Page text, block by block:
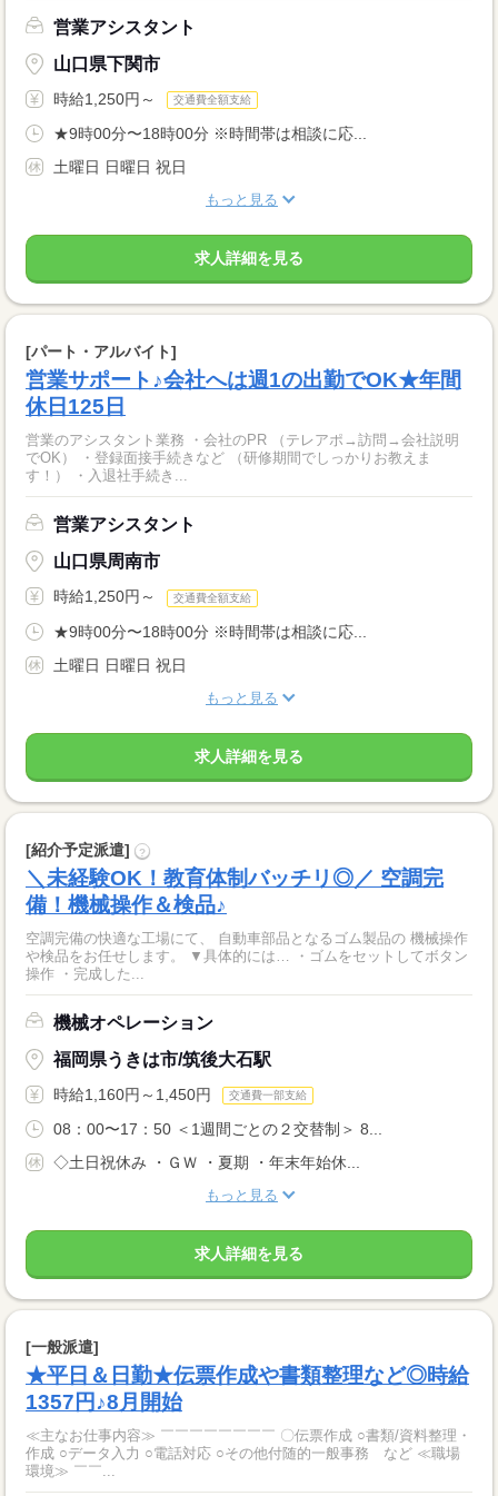
営業アシスタント
山口県下関市
時給1,250円～ 交通費全額支給
★9時00分〜18時00分 ※時間帯は相談に応...
土曜日 日曜日 祝日
もっと見る
求人詳細を見る
[パート・アルバイト]
営業サポート♪会社へは週1の出勤でOK★年間
休日125日
営業のアシスタント業務 ・会社のPR （テレアポ→訪問→会社説明
でOK） ・登録面接手続きなど （研修期間でしっかりお教えま
す！） ・入退社手続き...
営業アシスタント
山口県周南市
時給1,250円～ 交通費全額支給
★9時00分〜18時00分 ※時間帯は相談に応...
土曜日 日曜日 祝日
もっと見る
求人詳細を見る
[紹介予定派遣] ?
＼未経験OK！教育体制バッチリ◎／ 空調完
備！機械操作＆検品♪
空調完備の快適な工場にて、 自動車部品となるゴム製品の 機械操作
や検品をお任せします。 ▼具体的には… ・ゴムをセットしてボタン
操作 ・完成した...
機械オペレーション
福岡県うきは市/筑後大石駅
時給1,160円～1,450円 交通費一部支給
08：00〜17：50 ＜1週間ごとの２交替制＞ 8...
◇土日祝休み ・ＧＷ ・夏期 ・年末年始休...
もっと見る
求人詳細を見る
[一般派遣]
★平日＆日勤★伝票作成や書類整理など◎時給
1357円♪8月開始
≪主なお仕事内容≫ ￣￣￣￣￣￣￣￣ 〇伝票作成 ○書類/資料整理・
作成 ○データ入力 ○電話対応 ○その他付随的一般事務 など ≪職場
環境≫ ￣￣...